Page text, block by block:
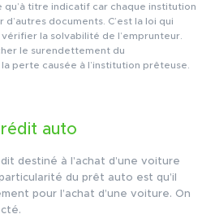
qu’à titre indicatif car chaque institution
documents. C’est la loi qui
la solvabilité de l’emprunteur.
le surendettement du
perte causée à l’institution prêteuse.
auto
destiné à l’achat d’une voiture
du prêt auto est qu’il
pour l’achat d’une voiture. On